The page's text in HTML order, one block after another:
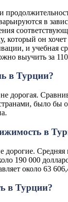
в
который он
и учебная
выучить за
в Турции?
дорогая.
было бы
в
дорогие. Средняя
190 000
около 63
в Турции?